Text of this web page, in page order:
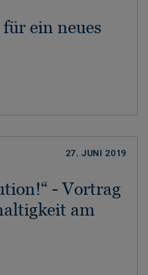
ein neues
27. JUNI 2019
- Vortrag
am